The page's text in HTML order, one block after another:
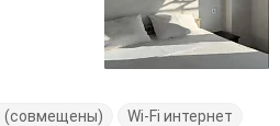
(совмещены)
Wi-Fi интернет